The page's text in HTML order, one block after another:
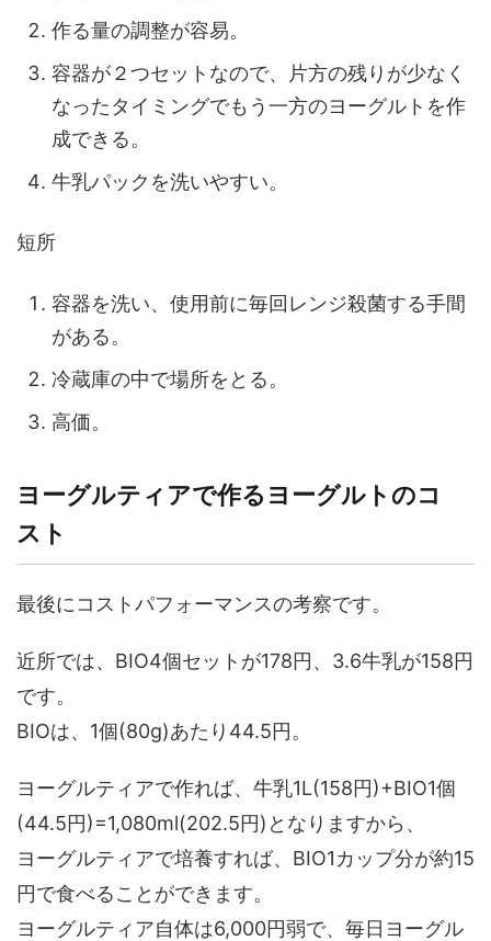
作る量の調整が容易。
容器が２つセットなので、片方の残りが少なく
なったタイミングでもう一方のヨーグルトを作
成できる。
牛乳パックを洗いやすい。
短所
容器を洗い、使用前に毎回レンジ殺菌する手間
がある。
冷蔵庫の中で場所をとる。
高価。
ヨーグルティアで作るヨーグルトのコ
スト
最後にコストパフォーマンスの考察です。
近所では、BIO4個セットが178円、3.6牛乳が158円
です。
BIOは、1個(80g)あたり44.5円。
ヨーグルティアで作れば、牛乳1L(158円)+BIO1個
(44.5円)=1,080ml(202.5円)となりますから、
ヨーグルティアで培養すれば、BIO1カップ分が約15
円で食べることができます。
ヨーグルティア自体は6,000円弱で、毎日ヨーグル